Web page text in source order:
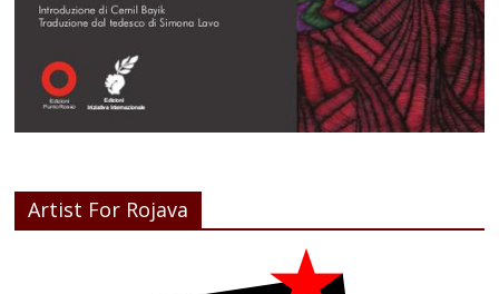
Artist For Rojava